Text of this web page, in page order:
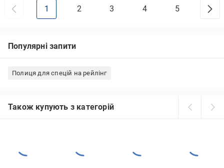
1 2 3 4 5
Популярні запити
Полиця для спецій на рейлінг
Також купують з категорій